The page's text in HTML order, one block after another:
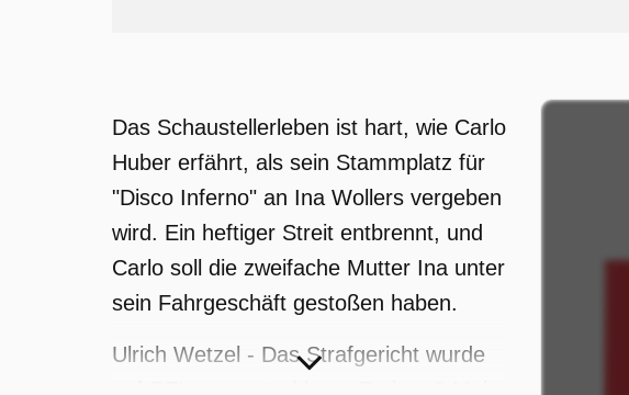
Das Schaustellerleben ist hart, wie Carlo
Huber erfährt, als sein Stammplatz für
"Disco Inferno" an Ina Wollers vergeben
wird. Ein heftiger Streit entbrennt, und
Carlo soll die zweifache Mutter Ina unter
sein Fahrgeschäft gestoßen haben.
Ulrich Wetzel - Das Strafgericht wurde